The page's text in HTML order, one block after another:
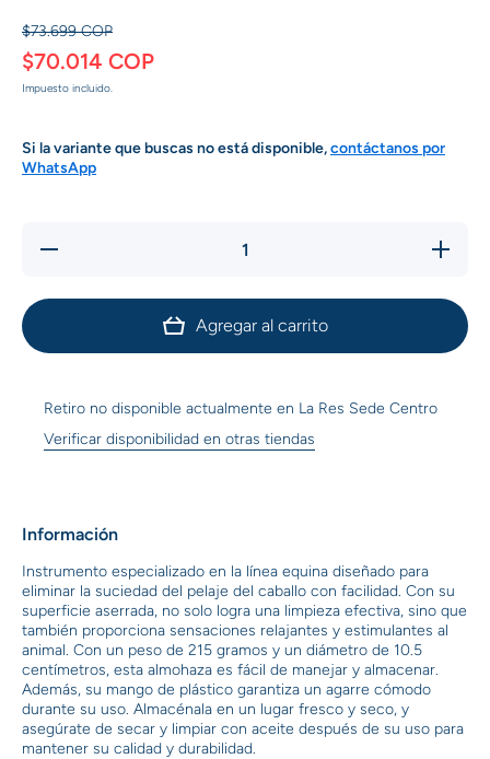
$73.699 COP
$70.014 COP
Impuesto incluido.
Si la variante que buscas no está disponible,contáctanos por
WhatsApp
Reducir
Aumentar
cantidad
Circular
Metálica
Flexible
Agregar al carrito
Retiro no disponible actualmente en La Res Sede Centro
Verificar disponibilidad en otras tiendas
Información
Instrumento especializado en la línea equina diseñado para
eliminar la suciedad del pelaje del caballo con facilidad. Con su
superficie aserrada, no solo logra una limpieza efectiva, sino que
también proporciona sensaciones relajantes y estimulantes al
animal. Con un peso de 215 gramos y un diámetro de 10.5
centímetros, esta almohaza es fácil de manejar y almacenar.
Además, su mango de plástico garantiza un agarre cómodo
durante su uso. Almacénala en un lugar fresco y seco, y
asegúrate de secar y limpiar con aceite después de su uso para
mantener su calidad y durabilidad.